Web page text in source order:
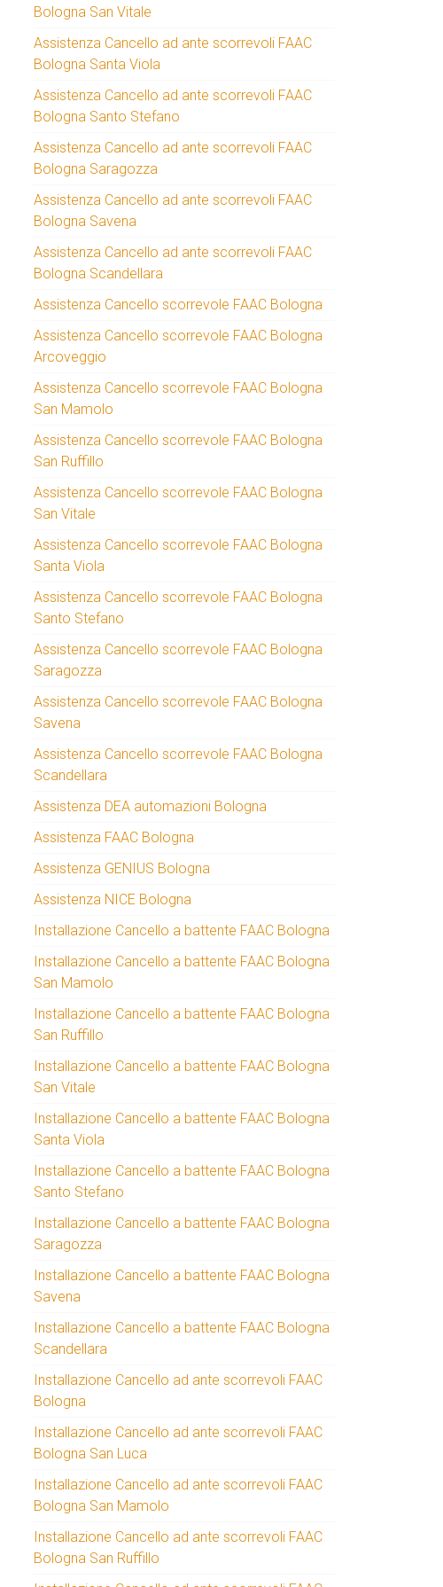
Bologna San Vitale
Assistenza Cancello ad ante scorrevoli FAAC
Bologna Santa Viola
Assistenza Cancello ad ante scorrevoli FAAC
Bologna Santo Stefano
Assistenza Cancello ad ante scorrevoli FAAC
Bologna Saragozza
Assistenza Cancello ad ante scorrevoli FAAC
Bologna Savena
Assistenza Cancello ad ante scorrevoli FAAC
Bologna Scandellara
Assistenza Cancello scorrevole FAAC Bologna
Assistenza Cancello scorrevole FAAC Bologna
Arcoveggio
Assistenza Cancello scorrevole FAAC Bologna
San Mamolo
Assistenza Cancello scorrevole FAAC Bologna
San Ruffillo
Assistenza Cancello scorrevole FAAC Bologna
San Vitale
Assistenza Cancello scorrevole FAAC Bologna
Santa Viola
Assistenza Cancello scorrevole FAAC Bologna
Santo Stefano
Assistenza Cancello scorrevole FAAC Bologna
Saragozza
Assistenza Cancello scorrevole FAAC Bologna
Savena
Assistenza Cancello scorrevole FAAC Bologna
Scandellara
Assistenza DEA automazioni Bologna
Assistenza FAAC Bologna
Assistenza GENIUS Bologna
Assistenza NICE Bologna
Installazione Cancello a battente FAAC Bologna
Installazione Cancello a battente FAAC Bologna
San Mamolo
Installazione Cancello a battente FAAC Bologna
San Ruffillo
Installazione Cancello a battente FAAC Bologna
San Vitale
Installazione Cancello a battente FAAC Bologna
Santa Viola
Installazione Cancello a battente FAAC Bologna
Santo Stefano
Installazione Cancello a battente FAAC Bologna
Saragozza
Installazione Cancello a battente FAAC Bologna
Savena
Installazione Cancello a battente FAAC Bologna
Scandellara
Installazione Cancello ad ante scorrevoli FAAC
Bologna
Installazione Cancello ad ante scorrevoli FAAC
Bologna San Luca
Installazione Cancello ad ante scorrevoli FAAC
Bologna San Mamolo
Installazione Cancello ad ante scorrevoli FAAC
Bologna San Ruffillo